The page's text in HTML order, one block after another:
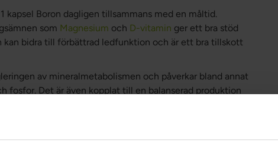
kapsel Boron dagligen tillsammans med en måltid.
som Magnesium och D-vitamin ger ett bra stöd
kan bidra till förbättrad ledfunktion och är ett bra tillskott
av mineralmetabolismen och påverkar bland annat
fosfor. Det är även kopplat till en balanserad produktion
en god ledhälsa. Dessutom finns studier som